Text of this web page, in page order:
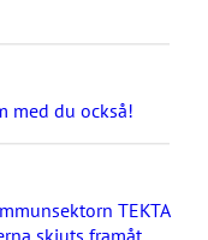
med du också!
TEKTA
skjuts framåt